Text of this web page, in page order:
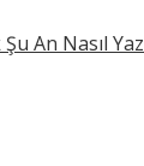
An Nasıl